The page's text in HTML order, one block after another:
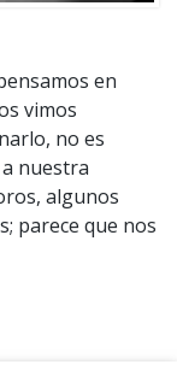
en
vimos
no es
nuestra
algunos
parece que nos